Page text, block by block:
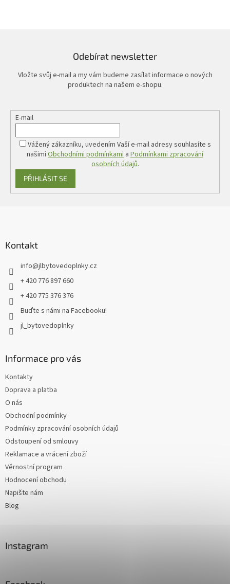
p
s
u
Odebírat newsletter
Vložte svůj e-mail a my vám budeme zasílat informace o nových
produktech na našem e-shopu.
E-mail
Vážený zákazníku, uvedením Vaší e-mail adresy souhlasíte s
našimi Obchodními podmínkami a Podmínkami zpracování
osobních údajů.
PŘIHLÁSIT SE
Kontakt
info@jlbytovedoplnky.cz
+ 420 776 897 660
+ 420 775 376 376
Buďte s námi na Facebooku!
jl_bytovedoplnky
Informace pro vás
Kontakty
Doprava a platba
O nás
Obchodní podmínky
Podmínky zpracování osobních údajů
Odstoupení od smlouvy
Reklamace a vrácení zboží
Věrnostní program
Hodnocení obchodu
Napište nám
Blog
Instagram